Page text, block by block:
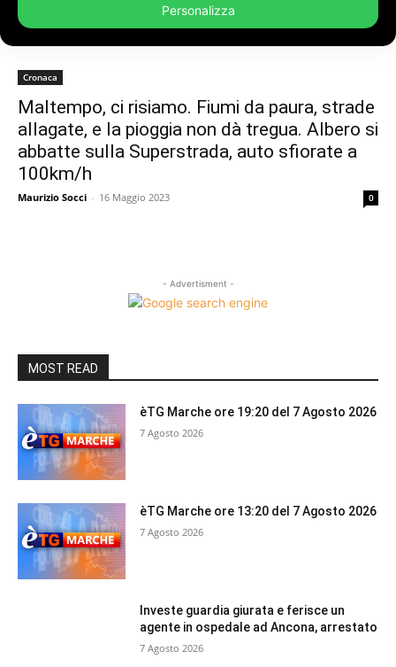
Cronaca
Maltempo, ci risiamo. Fiumi da paura, strade
allagate, e la pioggia non dà tregua. Albero si
abbatte sulla Superstrada, auto sfiorate a
100km/h
Maurizio Socci - 16 Maggio 2023 0
- Advertisment -
MOST READ
èTG Marche ore 19:20 del 7 Agosto 2026
7 Agosto 2026
èTG Marche ore 13:20 del 7 Agosto 2026
7 Agosto 2026
Investe guardia giurata e ferisce un
agente in ospedale ad Ancona, arrestato
7 Agosto 2026
Personalizza